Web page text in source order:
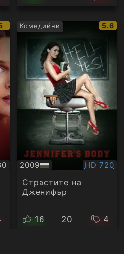
рейтинг:
Комедийни
IMDb
5.6
2009
БГ
аудио
HD 720
Страстите на
Дженифър
16 20 4